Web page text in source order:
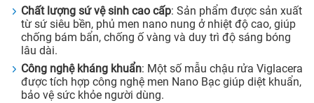
Chất lượng sứ vệ sinh cao cấp: Sản phẩm được sản xuất
từ sứ siêu bền, phủ men nano nung ở nhiệt độ cao, giúp
chống bám bẩn, chống ố vàng và duy trì độ sáng bóng
lâu dài.
Công nghệ kháng khuẩn: Một số mẫu chậu rửa Viglacera
được tích hợp công nghệ men Nano Bạc giúp diệt khuẩn,
bảo vệ sức khỏe người dùng.